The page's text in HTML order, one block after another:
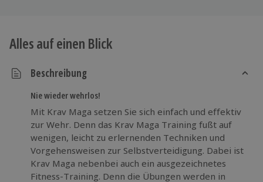
Alles auf einen Blick
Beschreibung
Nie wieder wehrlos!
Mit Krav Maga setzen Sie sich einfach und effektiv
zur Wehr. Denn das Krav Maga Training fußt auf
wenigen, leicht zu erlernenden Techniken und
Vorgehensweisen zur Selbstverteidigung. Dabei ist
Krav Maga nebenbei auch ein ausgezeichnetes
Fitness-Training. Denn die Übungen werden in